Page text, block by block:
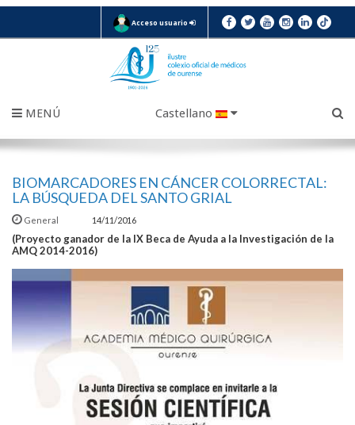
Acceso usuario
MENÚ Castellano
BIOMARCADORES EN CÁNCER COLORRECTAL:
LA BÚSQUEDA DEL SANTO GRIAL
General 14/11/2016
(Proyecto ganador de la IX Beca de Ayuda a la Investigación de la
AMQ 2014-2016)